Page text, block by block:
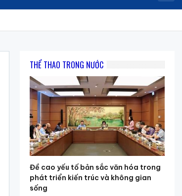
THỂ THAO TRONG NƯỚC
Đề cao yếu tố bản sắc văn hóa trong
phát triển kiến trúc và không gian
sống